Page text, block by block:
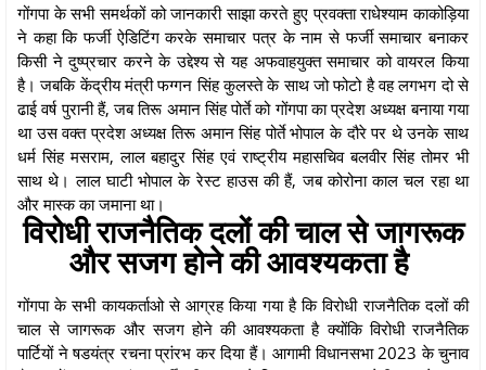
गोंगपा के सभी समर्थकों को जानकारी साझा करते हुए प्रवक्ता राधेश्याम काकोड़िया
ने कहा कि फर्जी ऐडिटिंग करके समाचार पत्र के नाम से फर्जी समाचार बनाकर
किसी ने दुष्प्रचार करने के उद्देश्य से यह अफवाहयुक्त समाचार को वायरल किया
है। जबकि केंद्रीय मंत्री फग्गन सिंह कुलस्ते के साथ जो फोटो है वह लगभग दो से
ढाई वर्ष पुरानी हैं, जब तिरू अमान सिंह पोर्ते को गोंगपा का प्रदेश अध्यक्ष बनाया गया
था उस वक्त प्रदेश अध्यक्ष तिरू अमान सिंह पोर्ते भोपाल के दौरे पर थे उनके साथ
धर्म सिंह मसराम, लाल बहादुर सिंह एवं राष्ट्रीय महासचिव बलवीर सिंह तोमर भी
साथ थे। लाल घाटी भोपाल के रेस्ट हाउस की हैं, जब कोरोना काल चल रहा था
और मास्क का जमाना था।
विरोधी राजनैतिक दलों की चाल से जागरूक
और सजग होने की आवश्यकता है
गोंगपा के सभी कायकर्ताओ से आग्रह किया गया है कि विरोधी राजनैतिक दलों की
चाल से जागरूक और सजग होने की आवश्यकता है क्योंकि विरोधी राजनैतिक
पार्टियों ने षडयंत्र रचना प्रांरभ कर दिया हैं। आगामी विधानसभा 2023 के चुनाव